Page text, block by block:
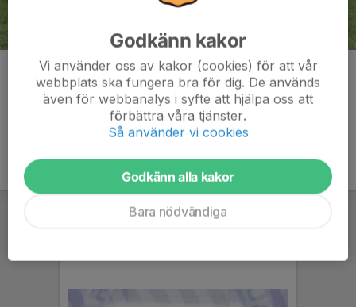
Kommentarer
Godkänn kakor
Vi använder oss av kakor (cookies) för att vår
webbplats ska fungera bra för dig. De används
även för webbanalys i syfte att hjälpa oss att
förbättra våra tjänster.
Så använder vi cookies
Godkänn alla kakor
Bara nödvändiga